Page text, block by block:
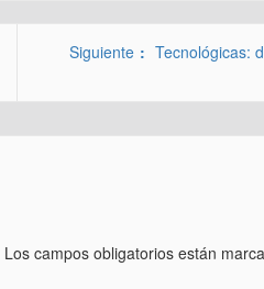
Siguiente
Entrada
Tecnológicas:
Los campos obligatorios están